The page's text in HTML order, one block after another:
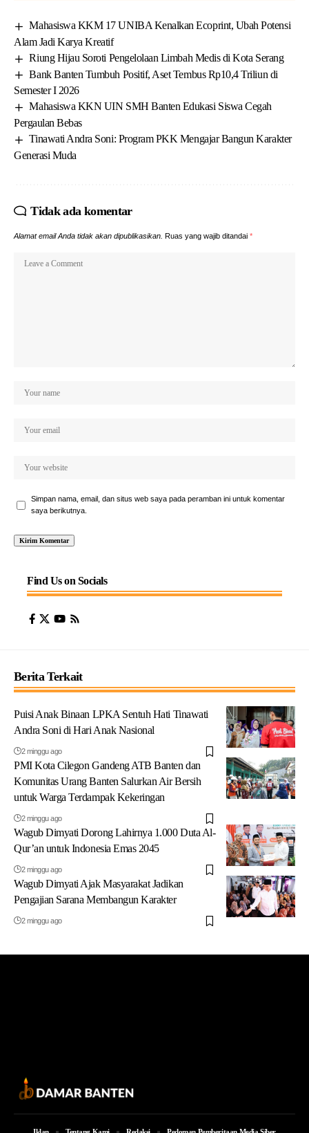
Mahasiswa KKM 17 UNIBA Kenalkan Ecoprint, Ubah Potensi
Alam Jadi Karya Kreatif
Riung Hijau Soroti Pengelolaan Limbah Medis di Kota Serang
Bank Banten Tumbuh Positif, Aset Tembus Rp10,4 Triliun di
Semester I 2026
Mahasiswa KKN UIN SMH Banten Edukasi Siswa Cegah
Pergaulan Bebas
Tinawati Andra Soni: Program PKK Mengajar Bangun Karakter
Generasi Muda
Tidak ada komentar
Alamat email Anda tidak akan dipublikasikan. Ruas yang wajib ditandai *
Simpan nama, email, dan situs web saya pada peramban ini untuk komentar
saya berikutnya.
Find Us on Socials
Berita Terkait
Puisi Anak Binaan LPKA Sentuh Hati Tinawati
Andra Soni di Hari Anak Nasional
2 minggu ago
PMI Kota Cilegon Gandeng ATB Banten dan
Komunitas Urang Banten Salurkan Air Bersih
untuk Warga Terdampak Kekeringan
2 minggu ago
Wagub Dimyati Dorong Lahirnya 1.000 Duta Al-
Qur’an untuk Indonesia Emas 2045
2 minggu ago
Wagub Dimyati Ajak Masyarakat Jadikan
Pengajian Sarana Membangun Karakter
2 minggu ago